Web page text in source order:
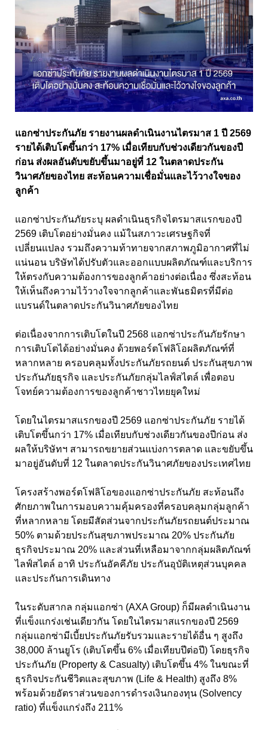
แอกซ่าประกันภัย รายงานผลดำเนินงานไตรมาส 1 ปี 2569
รายได้เติบโตขึ้นกว่า 17% เมื่อเทียบกับช่วงเดียวกันของปี
ก่อน ส่งผลอันดับขยับขึ้นมาอยู่ที่ 12 ในตลาดประกัน
วินาศภัยของไทย สะท้อนความเชื่อมั่นและไว้วางใจของ
ลูกค้า
แอกซ่าประกันภัยระบุ ผลดำเนินธุรกิจไตรมาสแรกของปี
2569 เติบโตอย่างมั่นคง แม้ในสภาวะเศรษฐกิจที่
เปลี่ยนแปลง รวมถึงความท้าทายจากสภาพภูมิอากาศที่ไม่
แน่นอน บริษัทได้ปรับตัวและออกแบบผลิตภัณฑ์และบริการ
ให้ตรงกับความต้องการของลูกค้าอย่างต่อเนื่อง ซึ่งสะท้อน
ให้เห็นถึงความไว้วางใจจากลูกค้าและพันธมิตรที่มีต่อ
แบรนด์ในตลาดประกันวินาศภัยของไทย
ต่อเนื่องจากการเติบโตในปี 2568 แอกซ่าประกันภัยรักษา
การเติบโตได้อย่างมั่นคง ด้วยพอร์ตโฟลิโอผลิตภัณฑ์ที่
หลากหลาย ครอบคลุมทั้งประกันภัยรถยนต์ ประกันสุขภาพ
ประกันภัยธุรกิจ และประกันภัยกลุ่มไลฟ์สไตล์ เพื่อตอบ
โจทย์ความต้องการของลูกค้าชาวไทยยุคใหม่
โดยในไตรมาสแรกของปี 2569 แอกซ่าประกันภัย รายได้
เติบโตขึ้นกว่า 17% เมื่อเทียบกับช่วงเดียวกันของปีก่อน ส่ง
ผลให้บริษัทฯ สามารถขยายส่วนแบ่งการตลาด และขยับขึ้น
มาอยู่อันดับที่ 12 ในตลาดประกันวินาศภัยของประเทศไทย
โครงสร้างพอร์ตโฟลิโอของแอกซ่าประกันภัย สะท้อนถึง
ศักยภาพในการมอบความคุ้มครองที่ครอบคลุมกลุ่มลูกค้า
ที่หลากหลาย โดยมีสัดส่วนจากประกันภัยรถยนต์ประมาณ
50% ตามด้วยประกันสุขภาพประมาณ 20% ประกันภัย
ธุรกิจประมาณ 20% และส่วนที่เหลือมาจากกลุ่มผลิตภัณฑ์
ไลฟ์สไตล์ อาทิ ประกันอัคคีภัย ประกันอุบัติเหตุส่วนบุคคล
และประกันการเดินทาง
ในระดับสากล กลุ่มแอกซ่า (AXA Group) ก็มีผลดำเนินงาน
ที่แข็งแกร่งเช่นเดียวกัน โดยในไตรมาสแรกของปี 2569
กลุ่มแอกซ่ามีเบี้ยประกันภัยรับรวมและรายได้อื่น ๆ สูงถึง
38,000 ล้านยูโร (เติบโตขึ้น 6% เมื่อเทียบปีต่อปี) โดยธุรกิจ
ประกันภัย (Property & Casualty) เติบโตขึ้น 4% ในขณะที่
ธุรกิจประกันชีวิตและสุขภาพ (Life & Health) สูงถึง 8%
พร้อมด้วยอัตราส่วนของการดำรงเงินกองทุน (Solvency
ratio) ที่แข็งแกร่งถึง 211%